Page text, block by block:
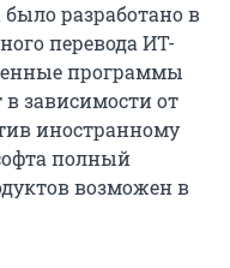
разработано в
перевода ИТ-
программы
в зависимости от
иностранному
полный
возможен в